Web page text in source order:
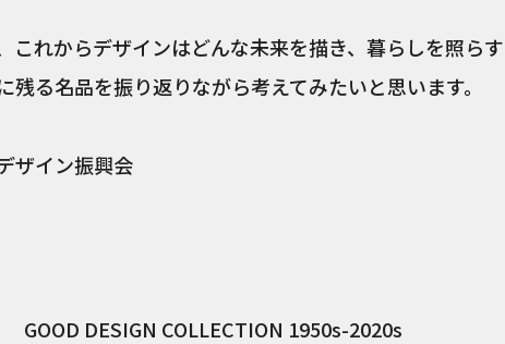
これからデザインはどんな未来を描き、暮らしを照らす
残る名品を振り返りながら考えてみたいと思います。
ザイン振興会
GOOD DESIGN COLLECTION 1950s-2020s